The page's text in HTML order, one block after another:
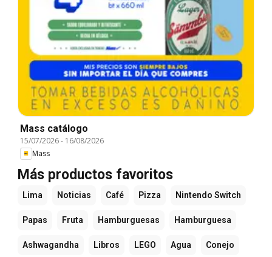
Mass catálogo
15/07/2026- 16/08/2026
Mass
Más productos favoritos
Lima Noticias Café Pizza Nintendo Switch
Papas Fruta Hamburguesas Hamburguesa
Ashwagandha Libros LEGO Agua Conejo